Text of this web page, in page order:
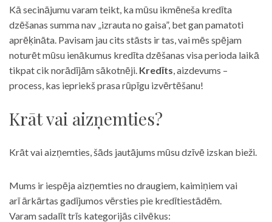
Kā secinājumu varam teikt, ka mūsu ikmēneša kredīta
dzēšanas summa nav „izrauta no gaisa”, bet gan pamatoti
aprēķināta. Pavisam jau cits stāsts ir tas, vai mēs spējam
noturēt mūsu ienākumus kredīta dzēšanas visa perioda laikā
tikpat cik norādījām sākotnēji. Kredīts, aizdevums –
process, kas iepriekš prasa rūpīgu izvērtēšanu!
Krāt vai aizņemties?
Krāt vai aizņemties, šāds jautājums mūsu dzīvē izskan bieži.
Mums ir iespēja aizņemties no draugiem, kaimiņiem vai
arī ārkārtas gadījumos vērsties pie kredītiestādēm.
Varam sadalīt trīs kategorijās cilvēkus: